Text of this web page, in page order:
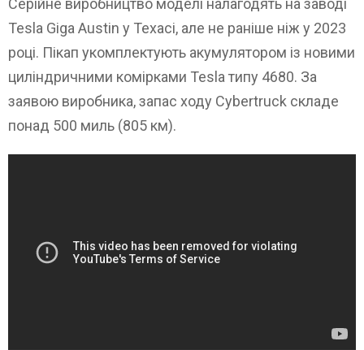
Серійне виробництво моделі налагодять на заводі
Tesla Giga Austin у Техасі, але не раніше ніж у 2023
році. Пікап укомплектують акумулятором із новими
циліндричними комірками Tesla типу 4680. За
заявою виробника, запас ходу Cybertruck складе
понад 500 миль (805 км).